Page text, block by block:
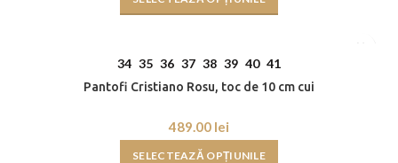
34 35 36 37 38 39 40 41
Pantofi Cristiano Rosu, toc de 10 cm cui
lei
SELECTEAZĂ OPȚIUNILE